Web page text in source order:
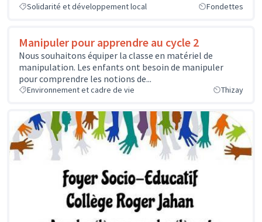
Solidarité et développement local Fondettes
Manipuler pour apprendre au cycle 2
Nous souhaitons équiper la classe en matériel de
manipulation. Les enfants ont besoin de manipuler
pour comprendre les notions de...
Environnement et cadre de vie Thizay